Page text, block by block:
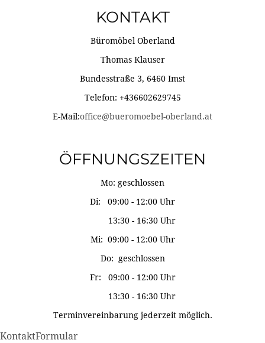
KONTAKT
Büromöbel Oberland
Thomas Klauser
Bundesstraße 3, 6460 Imst
Telefon: +436602629745
E-Mail:office@bueromoebel-oberland.at
ÖFFNUNGSZEITEN
Mo: geschlossen
Di: 09:00 - 12:00 Uhr
13:30 - 16:30 Uhr
Mi: 09:00 - 12:00 Uhr
Do: geschlossen
Fr: 09:00 - 12:00 Uhr
13:30 - 16:30 Uhr
Terminvereinbarung jederzeit möglich.
KontaktFormular